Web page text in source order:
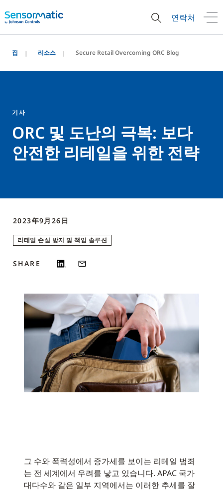
연락처
집 리소스 Secure Retail Overcoming ORC Blog
기사
ORC 및 도난의 극복: 보다
안전한 리테일을 위한 전략
2023年9月26日
리테일 손실 방지 및 책임 솔루션
SHARE
그 수와 폭력성에서 증가세를 보이는 리테일 범죄
는 전 세계에서 우려를 낳고 있습니다. APAC 국가
대다수와 같은 일부 지역에서는 이러한 추세를 잘